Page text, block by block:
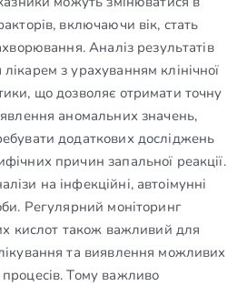
включаючи вік, стать
Аналіз результатів
з урахуванням клінічної
що дозволяє отримати точну
аномальних значень,
додаткових досліджень
причин запальної реакції.
на інфекційні, автоімунні
Регулярний моніторинг
кислот також важливий для
та виявлення можливих
Тому важливо